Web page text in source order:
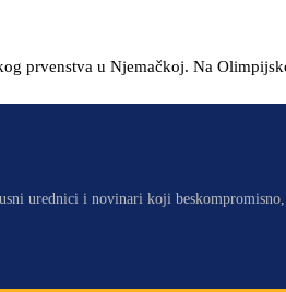
prvenstva u Njemačkoj. Na
urednici i novinari koji